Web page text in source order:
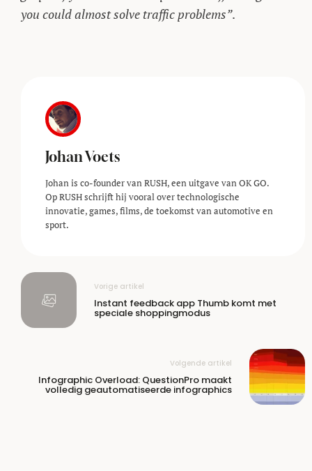
you could almost solve traffic problems”.
Johan Voets
Johan is co-founder van RUSH, een uitgave van OK GO.
Op RUSH schrijft hij vooral over technologische
innovatie, games, films, de toekomst van automotive en
sport.
Vorige artikel
Instant feedback app Thumb komt met
speciale shoppingmodus
Volgende artikel
Infographic Overload: QuestionPro maakt
volledig geautomatiseerde infographics